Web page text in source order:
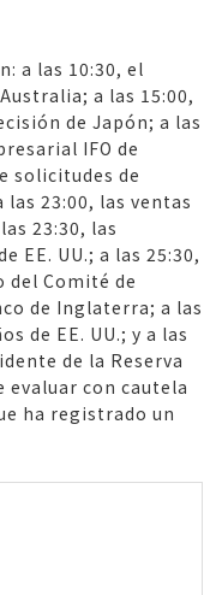
a las 10:30, el
a las 15:00,
de Japón; a las
IFO de
solicitudes de
las 23:00, las ventas
23:30, las
EE. UU.; a las 25:30,
del Comité de
de Inglaterra; a las
de EE. UU.; y a las
de la Reserva
evaluar con cautela
ha registrado un